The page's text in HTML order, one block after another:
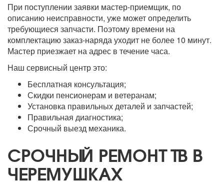
При поступлении заявки мастер-приемщик, по
описанию неисправности, уже может определить
требующиеся запчасти. Поэтому времени на
комплектацию заказ-наряда уходит не более 10 минут.
Мастер приезжает на адрес в течение часа.
Наш сервисный центр это:
Бесплатная консультация;
Скидки пенсионерам и ветеранам;
Установка правильных деталей и запчастей;
Правильная диагностика;
Срочный выезд механика.
СРОЧНЫЙ РЕМОНТ ТВ В
ЧЕРЕМУШКАХ